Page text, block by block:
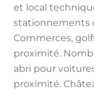
et local
stationnements
Commerces,
proximité.
abri pour
proximité.